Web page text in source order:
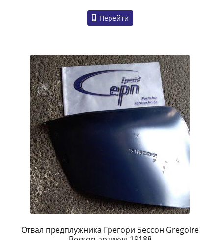
Перейти
Отвал предплужника Грегори Бессон Gregoire